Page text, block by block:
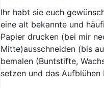
Ihr habt sie euch
eine alt bekannte und
Papier drucken (bei mir
Mitte)ausschneiden (bis
bemalen (Buntstifte,
setzen und das